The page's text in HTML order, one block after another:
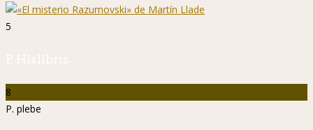
5
P. Hislibris
8
P. plebe